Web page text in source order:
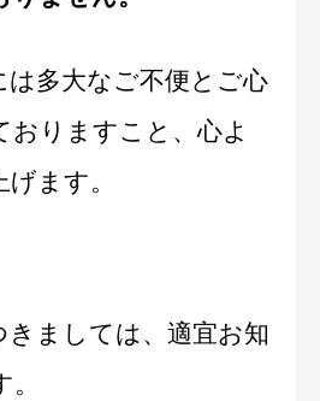
は多大なご不便とご心
おりますこと、心よ
ます。
きましては、適宜お知